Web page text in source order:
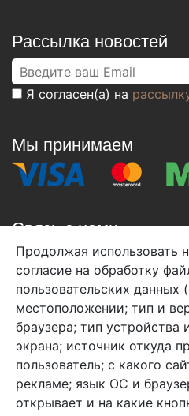
Рассылка новостей
Я согласен(а) на
Мы принимаем
Связь с нами
+7 (495) 933-38-08
info@arben-textile.ru-
Арбен текстиль г.
1-й Советский д.25,
Продолжая использовать
согласие на обработку
пользовательских данных
местоположении; тип и
браузера; тип устройства
экрана; источник откуда
пользователь; с какого
рекламе; язык ОС и
открывает и на какие